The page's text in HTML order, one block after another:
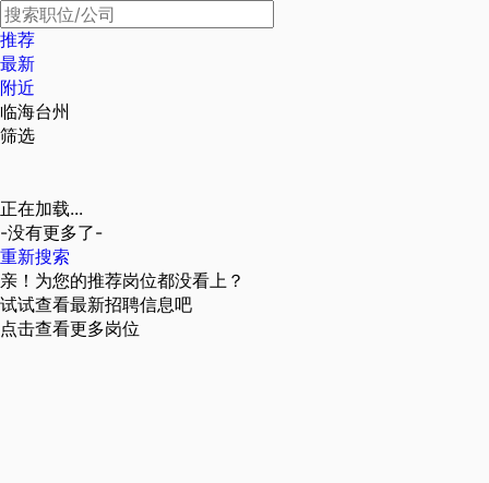
推荐
最新
附近
临海台州
筛选
正在加载...
-没有更多了-
重新搜索
亲！为您的推荐岗位都没看上？
试试查看最新招聘信息吧
点击查看更多岗位